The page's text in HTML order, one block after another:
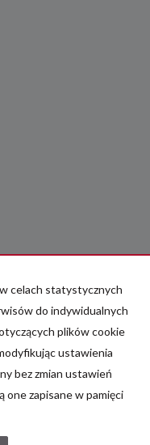
celach statystycznych
do indywidualnych
plików cookie
ustawienia
bez zmian ustawień
one zapisane w pamięci